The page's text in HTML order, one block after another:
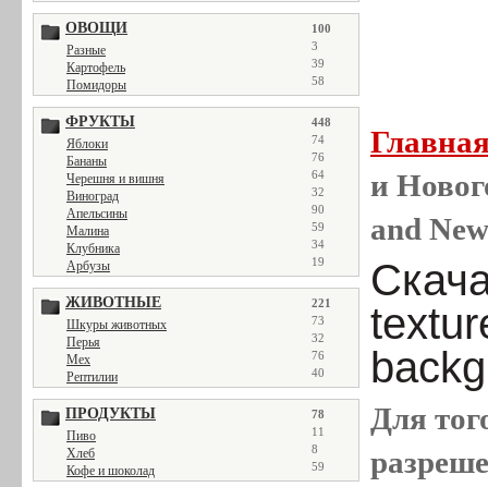
ОВОЩИ 100
Разные 3
Картофель 39
Помидоры 58
ФРУКТЫ 448
Яблоки 74
Бананы 76
Черешня и вишня 64
Виноград 32
Апельсины 90
Малина 59
Клубника 34
Арбузы 19
ЖИВОТНЫЕ 221
Шкуры животных 73
Перья 32
Мех 76
Рептилии 40
ПРОДУКТЫ 78
Пиво 11
Хлеб 8
Кофе и шоколад 59
и
and
Для